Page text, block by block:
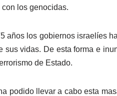
los genocidas.
años los gobiernos israelíes
sus vidas. De esta forma e
de Estado.
podido llevar a cabo esta